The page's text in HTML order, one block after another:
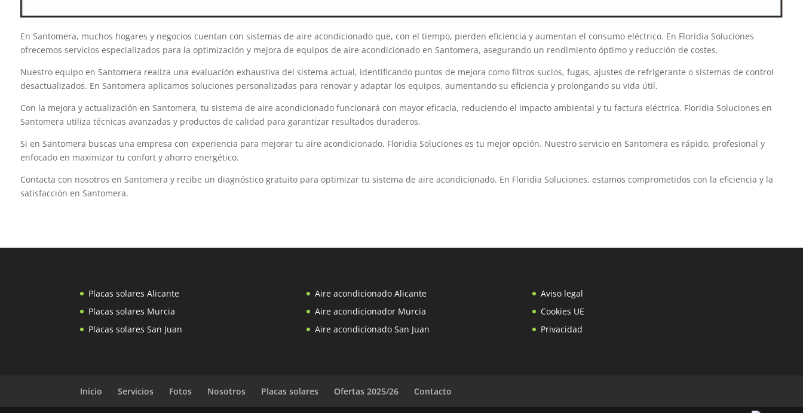
En Santomera, muchos hogares y negocios cuentan con sistemas de aire acondicionado que, con el tiempo, pierden eficiencia y aumentan el consumo eléctrico. En Floridia Soluciones
ofrecemos servicios especializados para la optimización y mejora de equipos de aire acondicionado en Santomera, asegurando un rendimiento óptimo y reducción de costes.
Nuestro equipo en Santomera realiza una evaluación exhaustiva del sistema actual, identificando puntos de mejora como filtros sucios, fugas, ajustes de refrigerante o sistemas de control
desactualizados. En Santomera aplicamos soluciones personalizadas para renovar y adaptar los equipos, aumentando su eficiencia y prolongando su vida útil.
Con la mejora y actualización en Santomera, tu sistema de aire acondicionado funcionará con mayor eficacia, reduciendo el impacto ambiental y tu factura eléctrica. Floridia Soluciones en
Santomera utiliza técnicas avanzadas y productos de calidad para garantizar resultados duraderos.
Si en Santomera buscas una empresa con experiencia para mejorar tu aire acondicionado, Floridia Soluciones es tu mejor opción. Nuestro servicio en Santomera es rápido, profesional y
enfocado en maximizar tu confort y ahorro energético.
Contacta con nosotros en Santomera y recibe un diagnóstico gratuito para optimizar tu sistema de aire acondicionado. En Floridia Soluciones, estamos comprometidos con la eficiencia y la
satisfacción en Santomera.
Placas solares Alicante
Placas solares Murcia
Placas solares San Juan
Aire acondicionado Alicante
Aire acondicionador Murcia
Aire acondicionado San Juan
Aviso legal
Cookies UE
Privacidad
Inicio Servicios Fotos Nosotros Placas solares Ofertas 2025/26 Contacto